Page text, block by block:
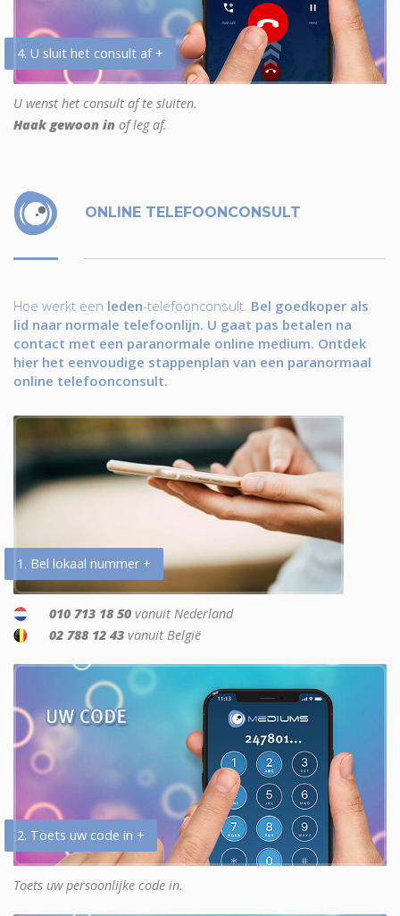
4. U sluit het consult af +
U wenst het consult af te sluiten.
Haak gewoon in of leg af.
ONLINE TELEFOONCONSULT
Hoe werkt een leden-telefoonconsult. Bel goedkoper als
lid naar normale telefoonlijn. U gaat pas betalen na
contact met een paranormale online medium. Ontdek
hier het eenvoudige stappenplan van een paranormaal
online telefoonconsult.
1. Bel lokaal nummer +
010 713 18 50 vanuit Nederland
02 788 12 43 vanuit België
2. Toets uw code in +
Toets uw persoonlijke code in.